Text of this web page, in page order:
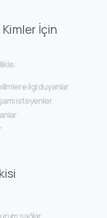
İçin
ilgi duyanlar
isteyenler